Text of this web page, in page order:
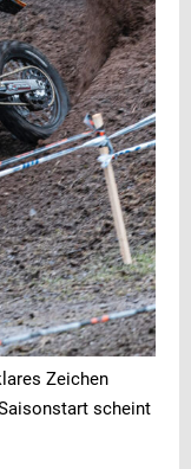
Zeichen
scheint